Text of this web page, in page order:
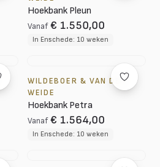
Hoekbank Pleun
Vanaf € 1.550,00
In Enschede: 10 weken
WILDEBOER & VAN DER
WEIDE
Hoekbank Petra
Vanaf € 1.564,00
In Enschede: 10 weken